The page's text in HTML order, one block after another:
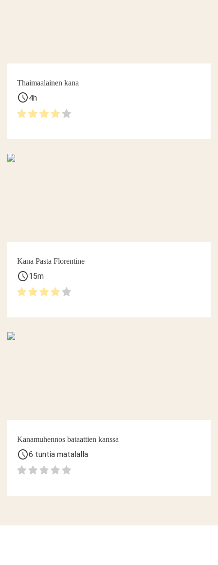
Thaimaalainen kana
schedule4h
Kana Pasta Florentine
schedule15m
Kanamuhennos bataattien kanssa
schedule6 tuntia matalalla